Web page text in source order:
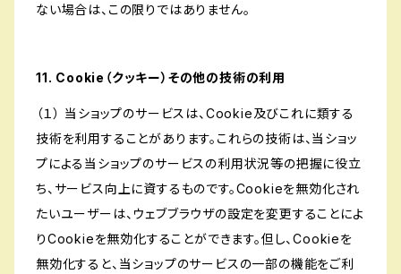
ない場合は、この限りではありません。
11. Cookie（クッキー）その他の技術の利用
（１） 当ショップのサービスは、Cookie及びこれに類する
技術を利用することがあります。これらの技術は、当ショッ
プによる当ショップのサービスの利用状況等の把握に役立
ち、サービス向上に資するものです。Cookieを無効化され
たいユーザーは、ウェブブラウザの設定を変更することによ
りCookieを無効化することができます。但し、Cookieを
無効化すると、当ショップのサービスの一部の機能をご利